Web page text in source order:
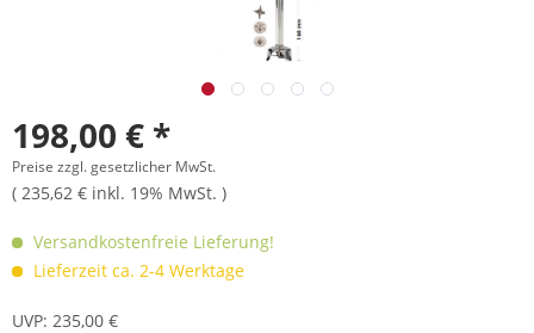
198,00 € *
Preise zzgl. gesetzlicher MwSt.
( 235,62 € inkl. 19% MwSt. )
Versandkostenfreie Lieferung!
Lieferzeit ca. 2-4 Werktage
UVP: 235,00 €